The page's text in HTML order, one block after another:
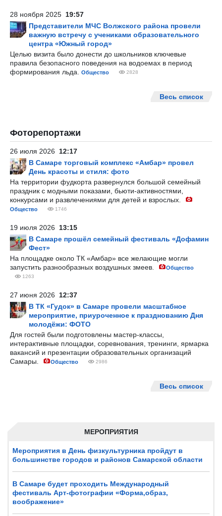
МЕРОПРИЯТИЯ
Мероприятия в День физкультурника пройдут в
большинстве городов и районов Самарской области
В Самаре будет проходить Международный
фестиваль Арт-фотографии «Форма,образ,
воображение»
28 ноября 2025 19:57
Представители МЧС Волжского района провели
важную встречу с учениками образовательного
центра «Южный город»
Целью визита было донести до школьников ключевые
правила безопасного поведения на водоемах в период
формирования льда.
Общество 2828
Весь список
Фоторепортажи
26 июля 2026 12:17
В Самаре торговый комплекс «Амбар» провел
День красоты и стиля: фото
На территории фудкорта развернулся большой семейный
праздник с модными показами, бьюти-активностями,
конкурсами и развлечениями для детей и взрослых.
Общество 1746
19 июля 2026 13:15
В Самаре прошёл семейный фестиваль «Дофамин
Фест»
На площадке около ТК «Амбар» все желающие могли
запустить разнообразных воздушных змеев.
Общество
1263
27 июня 2026 12:37
В ТК «Гудок» в Самаре провели масштабное
мероприятие, приуроченное к празднованию Дня
молодёжи: ФОТО
Для гостей были подготовлены мастер-классы,
интерактивные площадки, соревнования, тренинги, ярмарка
вакансий и презентации образовательных организаций
Самары.
Общество 2986
Весь список